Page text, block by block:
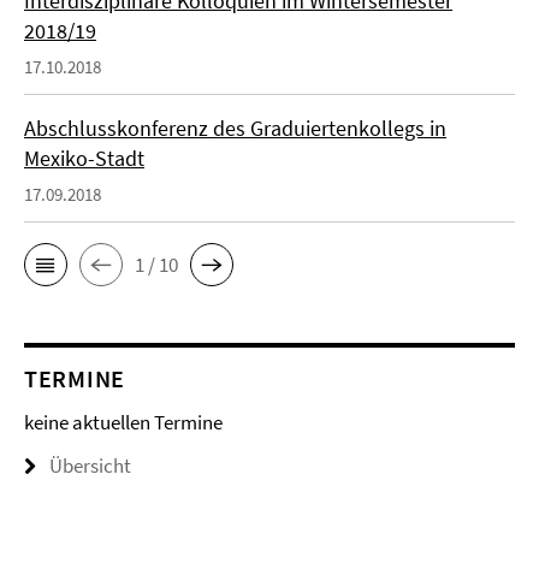
2018/19
17.10.2018
Abschlusskonferenz des Graduiertenkollegs in
Mexiko-Stadt
17.09.2018
1 / 10
TERMINE
keine aktuellen Termine
Übersicht